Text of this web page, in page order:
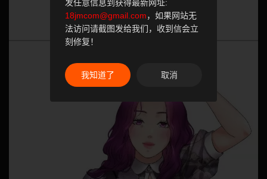
发任意信息到获得最新网址:
18jmcom@gmail.com，如果网站无
法访问请截图发给我们，收到信会立
刻修复！
我知道了 取消